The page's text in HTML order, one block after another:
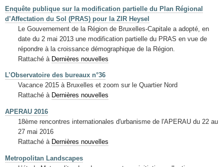
Enquête publique sur la modification partielle du Plan Régional
d’Affectation du Sol (PRAS) pour la ZIR Heysel
Le Gouvernement de la Région de Bruxelles-Capitale a adopté, en
date du 2 mai 2013 une modification partielle du PRAS en vue de
répondre à la croissance démographique de la Région.
Rattaché à Dernières nouvelles
L’Observatoire des bureaux n°36
Vacance 2015 à Bruxelles et zoom sur le Quartier Nord
Rattaché à Dernières nouvelles
APERAU 2016
18ème rencontres internationales d'urbanisme de l'APERAU du 22 au
27 mai 2016
Rattaché à Dernières nouvelles
Metropolitan Landscapes